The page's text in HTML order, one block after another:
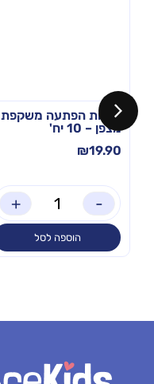
שקיות הפתעה משקפת
מצפן – 10 יח'
₪19.90
-
+
הוספה לסל